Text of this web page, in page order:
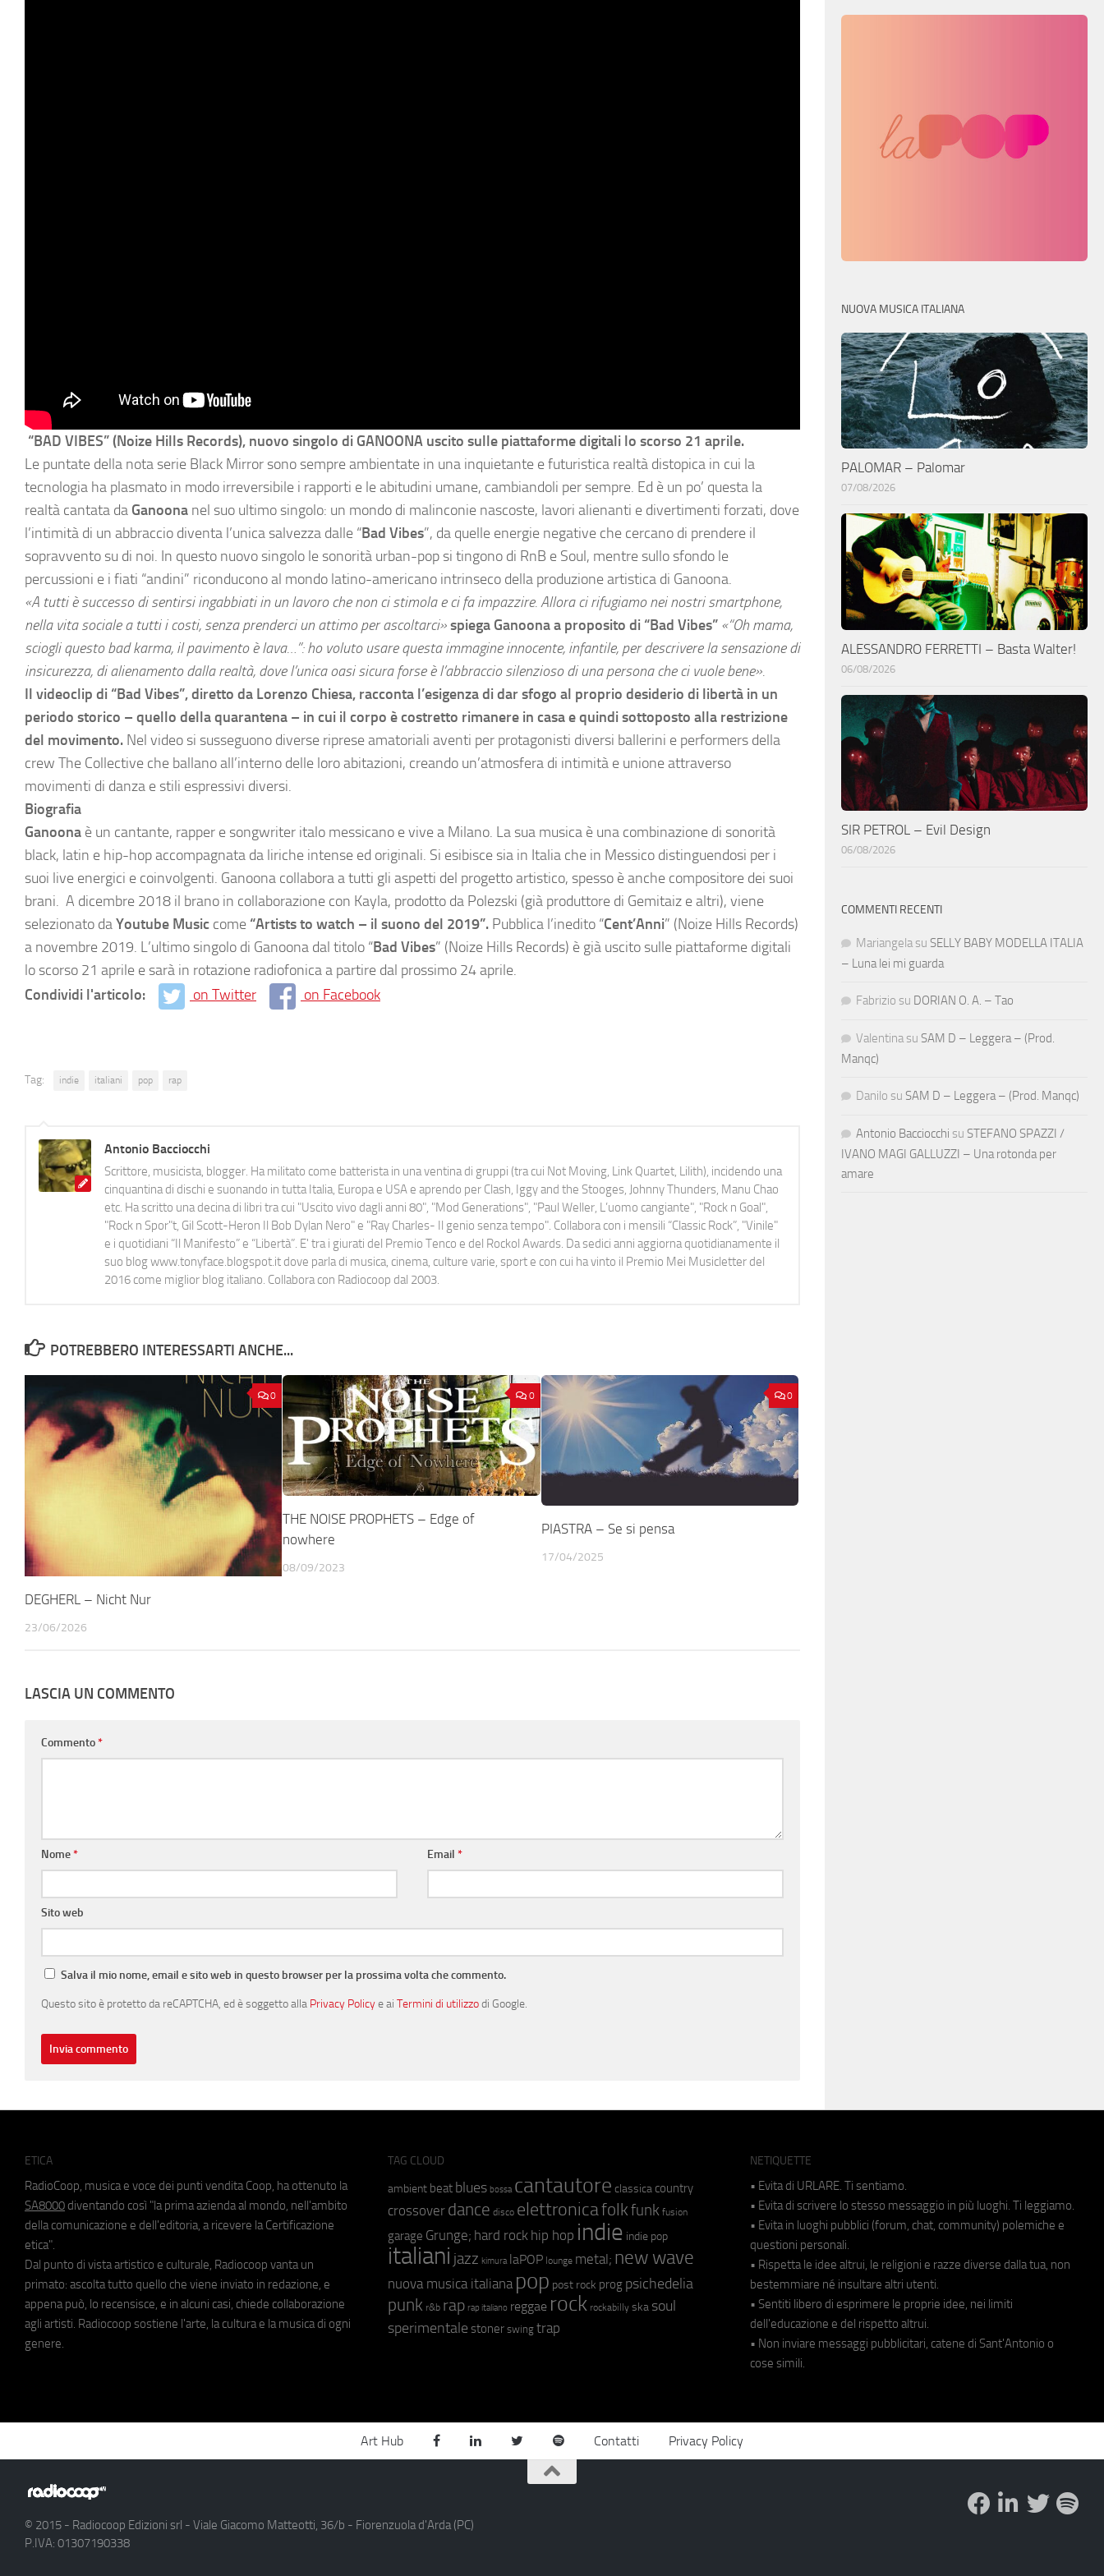
“BAD VIBES” (Noize Hills Records), nuovo singolo di GANOONA uscito sulle piattaforme digitali lo scorso 21 aprile.
Le puntate della nota serie Black Mirror sono sempre ambientate in una inquietante e futuristica realtà distopica in cui la
tecnologia ha plasmato in modo irreversibile i rapporti e le abitudini umane, cambiandoli per sempre. Ed è un po’ questa la
realtà cantata da Ganoona nel suo ultimo singolo: un mondo di malinconie nascoste, lavori alienanti e divertimenti forzati, dove
l’intimità di un abbraccio diventa l’unica salvezza dalle “Bad Vibes”, da quelle energie negative che cercano di prendere il
sopravvento su di noi. In questo nuovo singolo le sonorità urban-pop si tingono di RnB e Soul, mentre sullo sfondo le
percussioni e i fiati “andini” riconducono al mondo latino-americano intrinseco della produzione artistica di Ganoona.
«A tutti è successo di sentirsi ingabbiati in un lavoro che non ci stimola e ci fa impazzire. Allora ci rifugiamo nei nostri smartphone,
nella vita sociale a tutti i costi, senza prenderci un attimo per ascoltarci»spiega Ganoona a proposito di “Bad Vibes” «“Oh mama,
sciogli questo bad karma, il pavimento è lava…”: ho voluto usare questa immagine innocente, infantile, per descrivere la sensazione di
insicurezza, di alienamento dalla realtà, dove l’unica oasi sicura forse è l’abbraccio silenzioso di una persona che ci vuole bene».
Il videoclip di “Bad Vibes”, diretto da Lorenzo Chiesa, racconta l’esigenza di dar sfogo al proprio desiderio di libertà in un
periodo storico – quello della quarantena – in cui il corpo è costretto rimanere in casa e quindi sottoposto alla restrizione
del movimento. Nel video si susseguono diverse riprese amatoriali aventi per protagonisti diversi ballerini e performers della
crew The Collective che ballano all’interno delle loro abitazioni, creando un’atmosfera di intimità e unione attraverso
movimenti di danza e stili espressivi diversi.
Biografia
Ganoona è un cantante, rapper e songwriter italo messicano e vive a Milano. La sua musica è una combinazione di sonorità
black, latin e hip-hop accompagnata da liriche intense ed originali. Si esibisce sia in Italia che in Messico distinguendosi per i
suoi live energici e coinvolgenti. Ganoona collabora a tutti gli aspetti del progetto artistico, spesso è anche compositore dei suoi
brani. A dicembre 2018 il brano in collaborazione con Kayla, prodotto da Polezski (già produttore di Gemitaiz e altri), viene
selezionato daYoutube Music come “Artists to watch – il suono del 2019”. Pubblica l’inedito “Cent’Anni” (Noize Hills Records)
a novembre 2019. L’ultimo singolo di Ganoona dal titolo “Bad Vibes” (Noize Hills Records) è già uscito sulle piattaforme digitali
lo scorso 21 aprile e sarà in rotazione radiofonica a partire dal prossimo 24 aprile.
Condividi l'articolo:
on Twitter on Facebook
Tag: indie italiani pop rap
Antonio Bacciocchi
Scrittore, musicista, blogger. Ha militato come batterista in una ventina di gruppi (tra cui Not Moving, Link Quartet, Lilith), incidendo una
cinquantina di dischi e suonando in tutta Italia, Europa e USA e aprendo per Clash, Iggy and the Stooges, Johnny Thunders, Manu Chao
etc. Ha scritto una decina di libri tra cui "Uscito vivo dagli anni 80", "Mod Generations", "Paul Weller, L’uomo cangiante", "Rock n Goal",
"Rock n Spor"t, Gil Scott-Heron Il Bob Dylan Nero" e "Ray Charles- Il genio senza tempo". Collabora con i mensili “Classic Rock”, "Vinile"
e i quotidiani “Il Manifesto” e “Libertà”. E' tra i giurati del Premio Tenco e del Rockol Awards. Da sedici anni aggiorna quotidianamente il
suo blog www.tonyface.blogspot.it dove parla di musica, cinema, culture varie, sport e con cui ha vinto il Premio Mei Musicletter del
2016 come miglior blog italiano. Collabora con Radiocoop dal 2003.
POTREBBERO INTERESSARTI ANCHE...
0
DEGHERL – Nicht Nur
23/06/2026
0
THE NOISE PROPHETS – Edge of
nowhere
08/09/2023
0
PIASTRA – Se si pensa
17/04/2025
LASCIA UN COMMENTO
Commento*
Nome* Email*
Sito web
Salva il mio nome, email e sito web in questo browser per la prossima volta che commento.
Questo sito è protetto da reCAPTCHA, ed è soggetto alla Privacy Policye ai Termini di utilizzodi Google.
NUOVA MUSICA ITALIANA
PALOMAR – Palomar
07/08/2026
ALESSANDRO FERRETTI – Basta Walter!
06/08/2026
SIR PETROL – Evil Design
06/08/2026
COMMENTI RECENTI
Mariangela su SELLY BABY MODELLA ITALIA
– Luna lei mi guarda
Fabrizio su DORIAN O. A. – Tao
Valentina su SAM D – Leggera – (Prod.
Manqc)
Danilo su SAM D – Leggera – (Prod. Manqc)
Antonio Bacciocchi su STEFANO SPAZZI /
IVANO MAGI GALLUZZI – Una rotonda per
amare
ETICA
RadioCoop, musica e voce dei punti vendita Coop, ha ottenuto la
SA8000 diventando così "la prima azienda al mondo, nell'ambito
della comunicazione e dell'editoria, a ricevere la Certificazione
etica".
Dal punto di vista artistico e culturale, Radiocoop vanta un
primato: ascolta tutto quello che viene inviato in redazione, e
appena può, lo recensisce, e in alcuni casi, chiede collaborazione
agli artisti. Radiocoop sostiene l'arte, la cultura e la musica di ogni
genere.
TAG CLOUD
ambient beat blues bossa cantautore classica country
crossover dance disco elettronicafolkfunk fusion
garage Grunge; hard rock hip hop indie indie pop
italiani jazz kimura laPOP lounge metal; new wave
nuova musica italiana pop post rock prog psichedelia
punk r&b rap rap italiano reggae rock rockabilly ska soul
sperimentale stoner swing trap
NETIQUETTE
• Evita di URLARE. Ti sentiamo.
• Evita di scrivere lo stesso messaggio in più luoghi. Ti leggiamo.
• Evita in luoghi pubblici (forum, chat, community) polemiche e
questioni personali.
• Rispetta le idee altrui, le religioni e razze diverse dalla tua, non
bestemmiare né insultare altri utenti.
• Sentiti libero di esprimere le proprie idee, nei limiti
dell'educazione e del rispetto altrui.
• Non inviare messaggi pubblicitari, catene di Sant'Antonio o
cose simili.
Art Hub Contatti Privacy Policy
© 2015 - Radiocoop Edizioni srl - Viale Giacomo Matteotti, 36/b - Fiorenzuola d'Arda (PC)
P.IVA: 01307190338